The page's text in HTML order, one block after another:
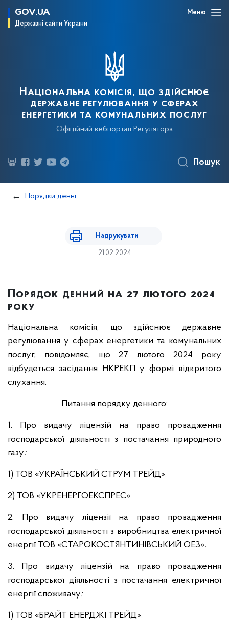
GOV.UA
Державні сайти України
Меню
Національна комісія, що здійснює
державне регулювання у сферах
енергетики та комунальних послуг
Офіційний вебпортал Регулятора
Пошук
Порядки денні
Надрукувати
21.02.2024
Порядок денний на 27 лютого 2024
року
Національна комісія, що здійснює державне
регулювання у сферах енергетики та комунальних
послуг, повідомляє, що 27 лютого 2024 року
відбудеться засідання НКРЕКП у формі відкритого
слухання.
Питання порядку денного:
1. Про видачу ліцензій на право провадження
господарської діяльності з постачання природного
газу:
1) ТОВ «УКРАЇНСЬКИЙ СТРУМ ТРЕЙД»;
2) ТОВ «УКРЕНЕРГОЕКСПРЕС».
2. Про видачу ліцензії на право провадження
господарської діяльності з виробництва електричної
енергії ТОВ «СТАРОКОСТЯНТИНІВСЬКИЙ ОЕЗ».
3. Про видачу ліцензій на право провадження
господарської діяльності з постачання електричної
енергії споживачу:
1) ТОВ «БРАЙТ ЕНЕРДЖІ ТРЕЙД»;